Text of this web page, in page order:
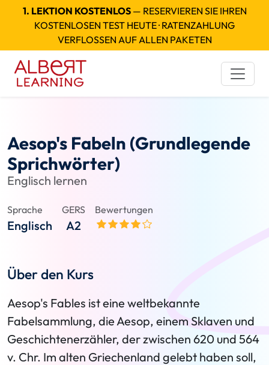
1. LEKTION KOSTENLOS— RESERVIEREN SIE IHREN
KOSTENLOSEN TEST HEUTE · RATENZAHLUNG
VERFLOSSEN AUF ALLEN PAKETEN
Aesop's Fabeln (Grundlegende
Sprichwörter)
Englisch lernen
Sprache
Englisch
GERS
A2
Bewertungen
Über den Kurs
Aesop's Fables ist eine weltbekannte
Fabelsammlung, die Aesop, einem Sklaven und
Geschichtenerzähler, der zwischen 620 und 564
v. Chr. Im alten Griechenland gelebt haben soll,